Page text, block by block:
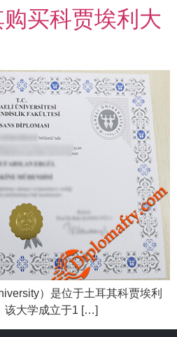
买科贾埃利大
）是位于土耳其科贾埃利
该大学成立于1 […]